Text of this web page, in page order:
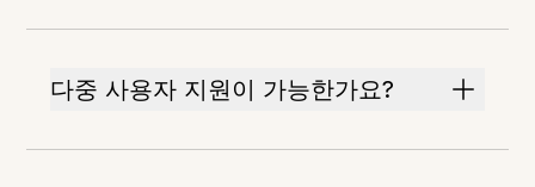
다중 사용자 지원이 가능한가요?